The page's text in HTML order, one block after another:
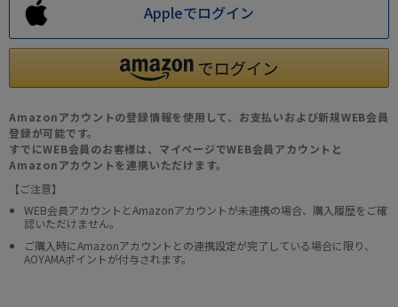
Appleでログイン
Amazonアカウントの登録情報を使用して、お支払いおよび新規WEB会員
登録が可能です。
すでにWEB会員のお客様は、マイページでWEB会員アカウントと
Amazonアカウントを連携いただけます。
【ご注意】
WEB会員アカウントとAmazonアカウントが未連携の場合、購入履歴をご確
認いただけません。
ご購入時にAmazonアカウントとの連携設定が完了している場合に限り、
AOYAMAポイントが付与されます。